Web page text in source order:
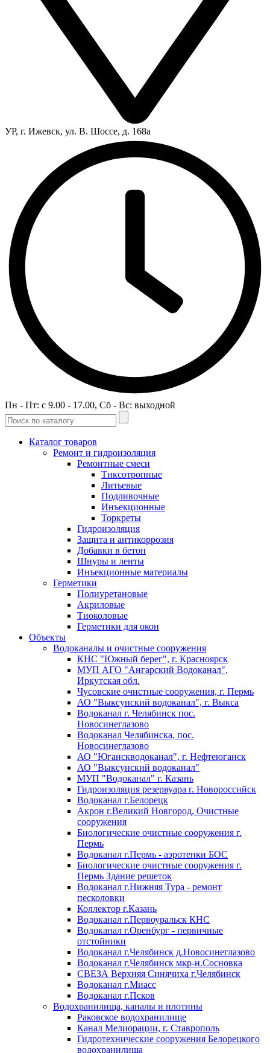
УР, г. Ижевск, ул. В. Шоссе, д. 168а
Пн - Пт: c 9.00 - 17.00, Сб - Вс: выходной
Каталог товаров
Ремонт и гидроизоляция
Ремонтные смеси
Тиксотропные
Литьевые
Подливочные
Инъекционные
Торкреты
Гидроизоляция
Защита и антикоррозия
Добавки в бетон
Шнуры и ленты
Инъекционные материалы
Герметики
Полиуретановые
Акриловые
Тиоколовые
Герметики для окон
Объекты
Водоканалы и очистные сооружения
КНС "Южный берег", г. Красноярск
МУП АГО "Ангарский Водоканал",
Иркутская обл.
Чусовские очистные сооружения, г. Пермь
АО "Выксунский водоканал", г. Выкса
Водоканал г. Челябинск пос.
Новосинеглазово
Водоканал Челябинска, пос.
Новосинеглазово
АО "Юганскводоканал", г. Нефтеюганск
АО "Выксунский водоканал"
МУП "Водоканал" г. Казань
Гидроизоляция резервуара г. Новороссийск
Водоканал г.Белорецк
Акрон г.Великий Новгород, Очистные
сооружения
Биологические очистные сооружения г.
Пермь
Водоканал г.Пермь - аэротенки БОС
Биологические очистные сооружения г.
Пермь Здание решеток
Водоканал г.Нижняя Тура - ремонт
песколовки
Коллектор г.Казань
Водоканал г.Первоуральск КНС
Водоканал г.Оренбург - первичные
отстойники
Водоканал г.Челябинск д.Новосинеглазово
Водоканал г.Челябинск мкр-н.Сосновка
СВЕЗА Верхняя Синячиха г.Челябинск
Водоканал г.Миасс
Водоканал г.Псков
Водохранилища, каналы и плотины
Раковское водохранилище
Канал Мелиорации, г. Ставрополь
Гидротехнические сооружения Белорецкого
водохранилища